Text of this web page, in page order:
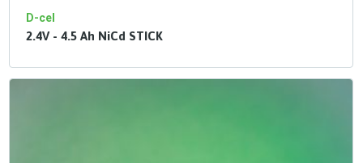
D-cel
2.4V - 4.5 Ah NiCd STICK